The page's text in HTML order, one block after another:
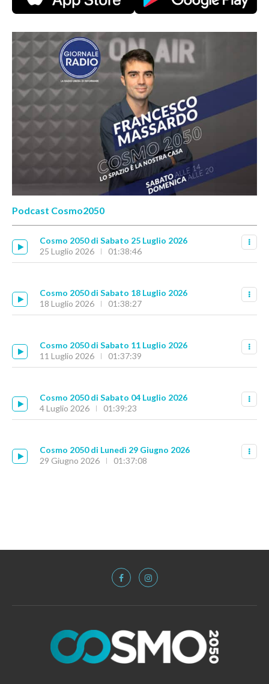
Podcast Cosmo2050
Cosmo 2050 di Sabato 25 Luglio 2026
25 Luglio 2026
01:38:46
Cosmo 2050 di Sabato 18 Luglio 2026
18 Luglio 2026
01:38:27
Cosmo 2050 di Sabato 11 Luglio 2026
11 Luglio 2026
01:37:39
Cosmo 2050 di Sabato 04 Luglio 2026
4 Luglio 2026
01:39:23
Cosmo 2050 di Lunedì 29 Giugno 2026
29 Giugno 2026
01:37:08